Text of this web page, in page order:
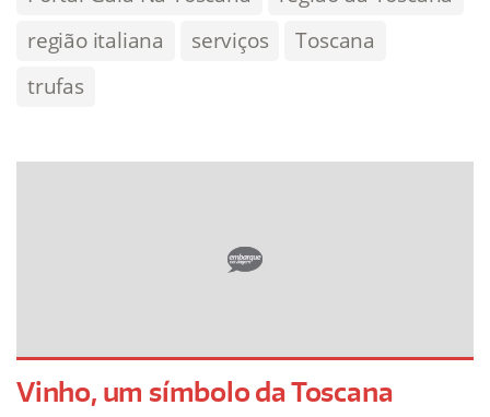
região italiana
serviços
Toscana
trufas
Vinho, um símbolo da Toscana